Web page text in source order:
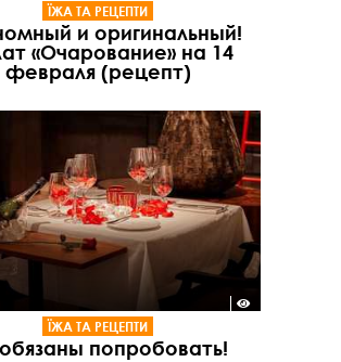
ЇЖА ТА РЕЦЕПТИ
и оригинальный!
«Очарование» на 14
февраля (рецепт)
ЇЖА ТА РЕЦЕПТИ
попробовать!